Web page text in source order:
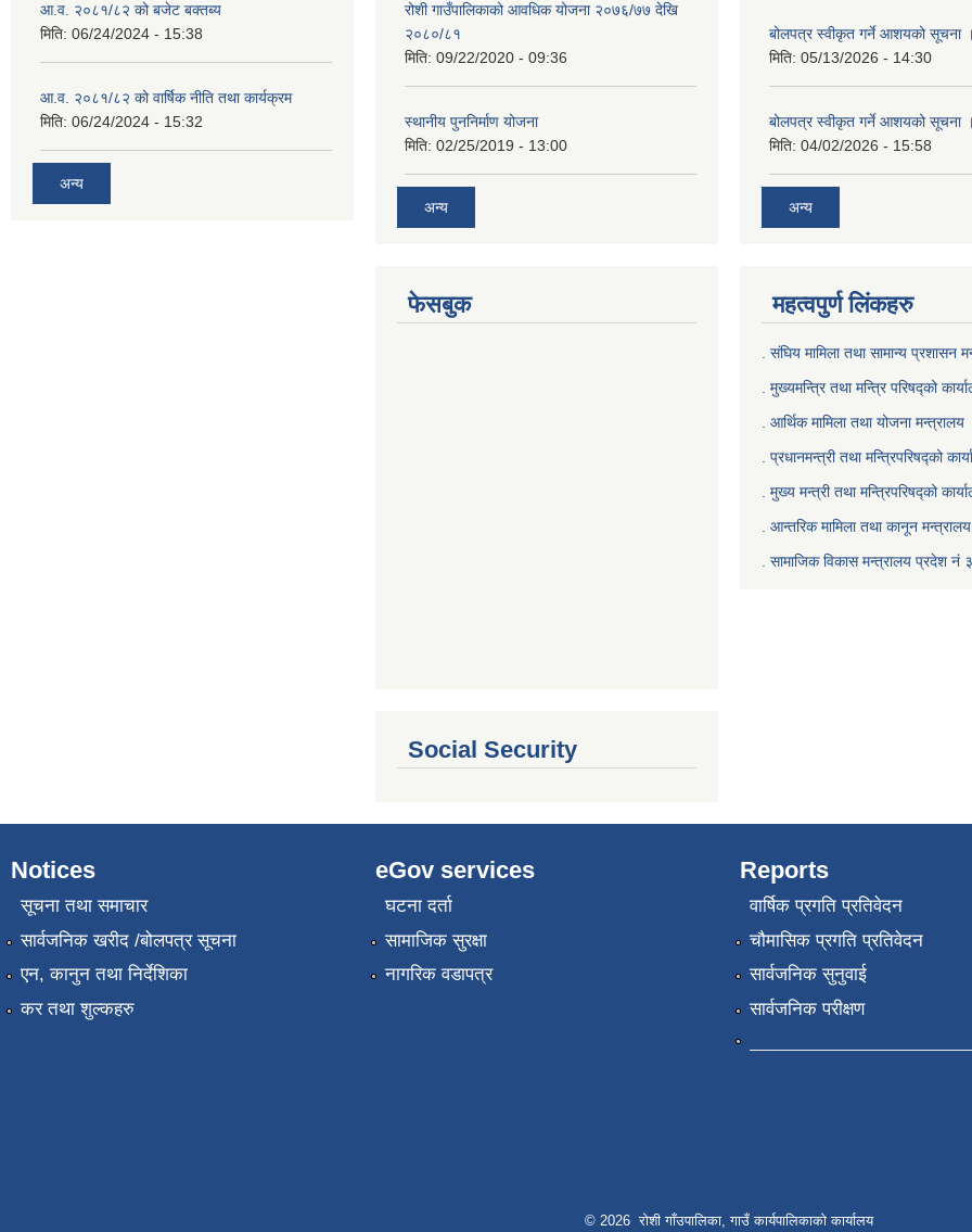
आ.व. २०८१/८२ को बजेट बक्तब्य
मिति: 06/24/2024 - 15:38
आ.व. २०८१/८२ को वार्षिक नीति तथा कार्यक्रम
मिति: 06/24/2024 - 15:32
अन्य
रोशी गाउँपालिकाको आवधिक योजना २०७६/७७ देखि
२०८०/८१
मिति: 09/22/2020 - 09:36
स्थानीय पुननिर्माण योजना
मिति: 02/25/2019 - 13:00
अन्य
बोलपत्र स्वीकृत गर्ने आशयको सूचना ।
मिति: 05/13/2026 - 14:30
बोलपत्र स्वीकृत गर्ने आशयको सूचना ।
मिति: 04/02/2026 - 15:58
अन्य
फेसबुक
Social Security
महत्वपुर्ण लिंकहरु
. संघिय मामिला तथा सामान्य प्रशासन
. मुख्यमन्त्रि तथा मन्त्रि परिषद्को
. आर्थिक मामिला तथा योजना मन्त्रालय
. प्रधानमन्त्री तथा मन्त्रिपरिषद्को
मुख्य मन्त्री तथा मन्त्रिपरिषद्को
आन्तरिक मामिला तथा कानून
सामाजिक विकास मन्त्रालय प्रदेश नं ३
Notices
सूचना तथा समाचार
सार्वजनिक खरीद /बोलपत्र सूचना
एन, कानुन तथा निर्देशिका
कर तथा शुल्कहरु
eGov services
घटना दर्ता
सामाजिक सुरक्षा
नागरिक वडापत्र
Reports
वार्षिक प्रगति प्रतिवेदन
चौमासिक प्रगति प्रतिवेदन
सार्वजनिक सुनुवाई
सार्वजनिक परीक्षण
© 2026 रोशी गाँउपालिका, गाउँ कार्यपालिकाको कार्यालय